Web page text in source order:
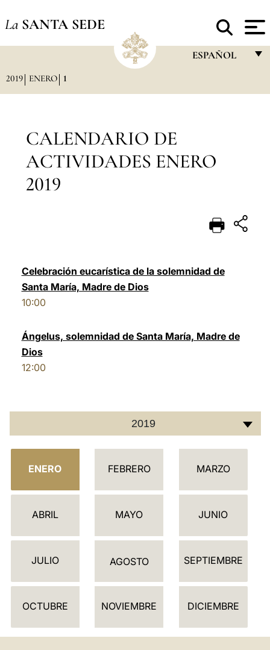
La SANTA SEDE
ESPAÑOL
POLSKI
中文
2019 ENERO 1
CALENDARIO DE
ACTIVIDADES ENERO
2019
Celebración eucarística de la solemnidad de
Santa María, Madre de Dios
10:00
Ángelus, solemnidad de Santa María, Madre de
Dios
12:00
2019
C
L
D
R
ENERO FEBRERO MARZO
ABRIL MAYO JUNIO
JULIO AGOSTO SEPTIEMBRE
OCTUBRE NOVIEMBRE DICIEMBRE